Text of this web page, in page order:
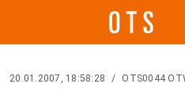
20.01.2007, 18:58:28 / OTS0044